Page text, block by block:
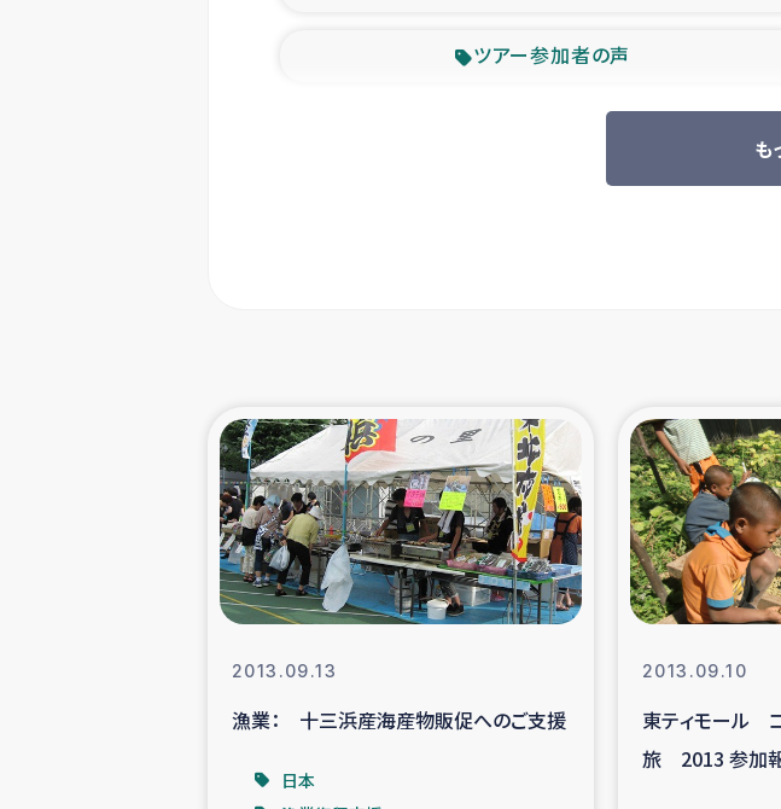
ツアー参加者の声
緊急救援の時代
東ティモール豪雨緊急支援
スリランカ 緊急人道支援
スリランカの南北女性をつなぐサリー・リサイクル・プ
ェクト
ガザ人道支援
も
2013.09.13
漁業： 十三浜産海産物販促へのご支援
日本
2013.09.10
東ティモール
旅 2013 参加